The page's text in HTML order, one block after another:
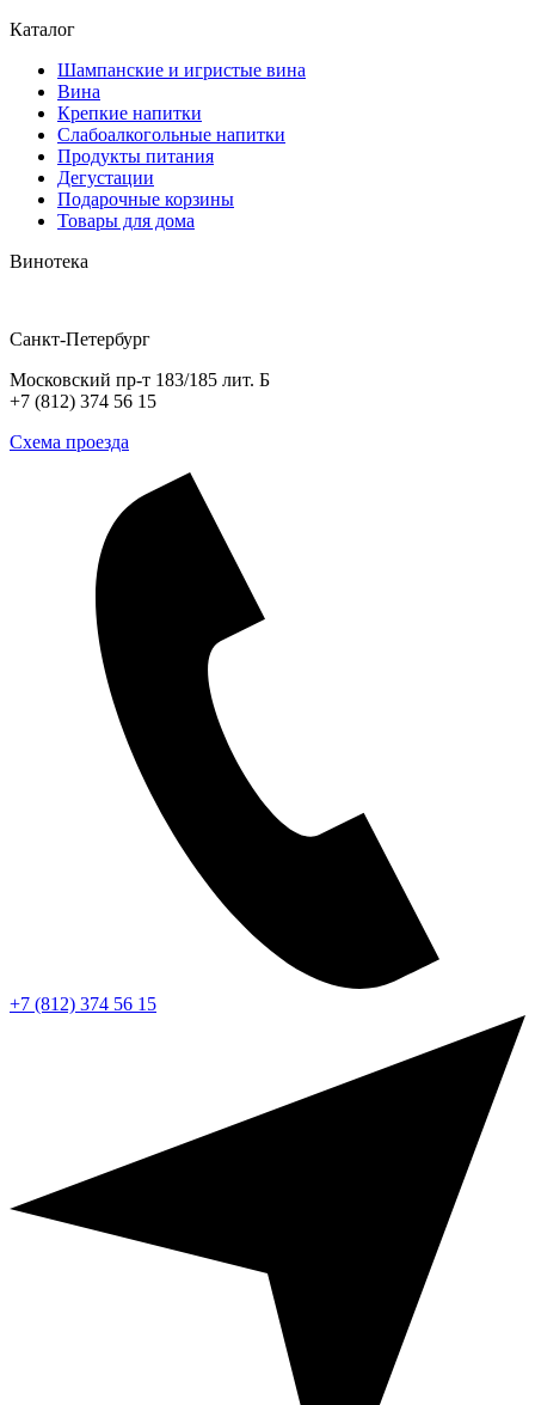
Каталог
Шампанские и игристые вина
Вина
Крепкие напитки
Слабоалкогольные напитки
Продукты питания
Дегустации
Подарочные корзины
Товары для дома
Винотека
Санкт-Петербург
Московский пр-т 183/185 лит. Б
+7 (812) 374 56 15
Схема проезда
+7 (812) 374 56 15